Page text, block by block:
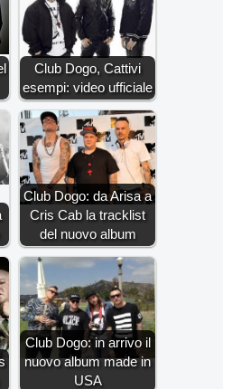
Club Dogo, Cattivi
esempi: video ufficiale
Club Dogo: da Arisa a
Cris Cab la tracklist
del nuovo album
Club Dogo: in arrivo il
nuovo album made in
USA